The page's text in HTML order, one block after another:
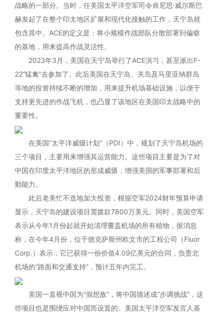
战略的一部分。当时，任美国太平洋空军司令肯尼思·威尔斯巴
赫发起了在整个印太地区扩展和现代化接触的工作，天宁岛就
包含其中。ACE的定义是：将小规模作战部队分散部署到偏僻
的基地，用来提高作战灵活性。
2023年3月，美国在天宁岛举行了ACE演习，甚至派出F-
22“猛禽”去参加了。此后美国在天宁岛、关岛及马里亚纳群岛
等地的投资持续不断的增加，用来提升机场基础设施，以便于
支持更先进的作战飞机，也凸显了该地区在美国印太战略中的
重要性。
在美国“太平洋威慑计划”（PDI）中，规划了天宁岛机场的
三个项目，主要用来增强其运营能力。这些项目主要是为了对
中国在印度太平洋地区的形成威慑，增强美国的军事部署和后
勤能力。
此后老美忙不迭地加大投资，根据空军2024财年预算申请
显示，天宁岛的建设项目需拨款7800万美元。同时，美国空军
表示从今年1月份起就开始清理覆盖机场的所有植物，据消息
称，在今年4月份，位于德克萨斯州欧文市的工程公司（Fluor
Corp.）表示，它已获得一份价值4.09亿美元的合同，负责北
机场的“路面和交通支持”，预计五年内完工。
美国一直视中国为“假想敌”，将中国描述成“步调挑战”，这
些项目也是围绕应对中国而设置的。美国太平洋空军发言人基